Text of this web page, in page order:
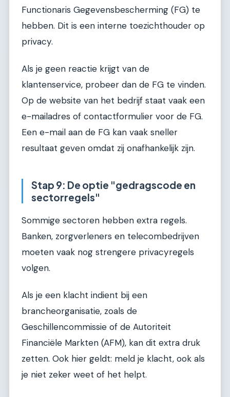
Functionaris Gegevensbescherming (FG) te
hebben. Dit is een interne toezichthouder op
privacy.
Als je geen reactie krijgt van de
klantenservice, probeer dan de FG te vinden.
Op de website van het bedrijf staat vaak een
e-mailadres of contactformulier voor de FG.
Een e-mail aan de FG kan vaak sneller
resultaat geven omdat zij onafhankelijk zijn.
Stap 9: De optie "gedragscode en
sectorregels"
Sommige sectoren hebben extra regels.
Banken, zorgverleners en telecombedrijven
moeten vaak nog strengere privacyregels
volgen.
Als je een klacht indient bij een
brancheorganisatie, zoals de
Geschillencommissie of de Autoriteit
Financiële Markten (AFM), kan dit extra druk
zetten. Ook hier geldt: meld je klacht, ook als
je niet zeker weet of het helpt.